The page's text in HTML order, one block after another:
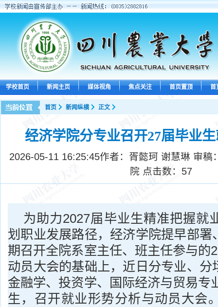
学校首页 新闻主页 媒体视角 焦点关注 首页置顶 首
首页 新闻纵横 正文
经济学院分专业召开27届毕业
2026-05-11 16:25:45作者：胥懿珂 谢慧琳 审稿
院 点击数： 57
为助力2027届毕业生精准把握就
划职业发展路径，经济学院提早部署
期召开全院系室主任、班主任参与的
动员大会的基础上，近日分专业、分
金融学、投资学、国际经济与贸易专
生，召开就业形势分析与动员大会